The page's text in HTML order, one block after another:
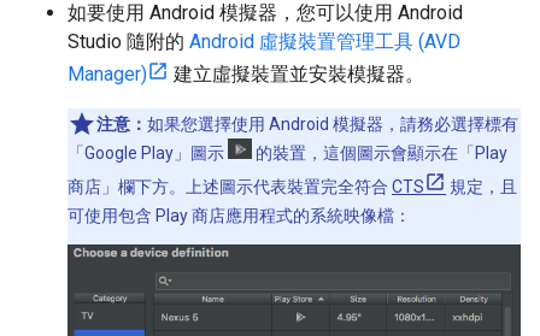
如要使用 Android 模擬器，您可以使用 Android
Studio 隨附的 Android 虛擬裝置管理工具 (AVD
Manager)
建立虛擬裝置並安裝模擬器。
注意： 如果您選擇使用 Android 模擬器，請務必選擇標有
「Google Play」圖示
的裝置，這個圖示會顯示在「Play
商店」 欄下方。上述圖示代表裝置完全符合 CTS
規定，且
可使用包含 Play 商店應用程式的系統映像檔：